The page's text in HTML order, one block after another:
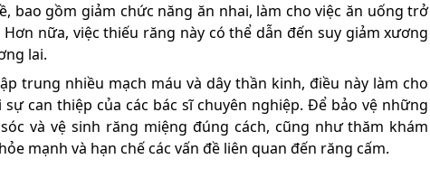
bao gồm giảm chức năng ăn nhai, làm cho việc ăn uống trở
nữa, việc thiếu răng này có thể dẫn đến suy giảm xương
lai.
trung nhiều mạch máu và dây thần kinh, điều này làm cho
can thiệp của các bác sĩ chuyên nghiệp. Để bảo vệ những
và vệ sinh răng miệng đúng cách, cũng như thăm khám
mạnh và hạn chế các vấn đề liên quan đến răng cấm.